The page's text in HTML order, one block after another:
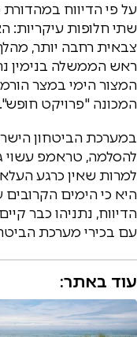
על פי הדיווח
שתי חלופות עיקריות:
צבאית רחבה יותר,
ראש הממשלה בנימין
המצור הימי במצר
המכונה "פרויקט חופש".
במערכת הביטחון
להסלמה, טראמפ עשוי
למרות שאין כרגע
היא כי הימים הקרובים
הדיווח, נתניהו כבר
עם בכירי מערכת
עוד באתר: